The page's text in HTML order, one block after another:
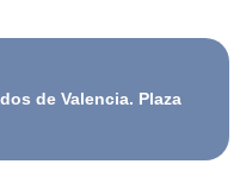
de Valencia. Plaza